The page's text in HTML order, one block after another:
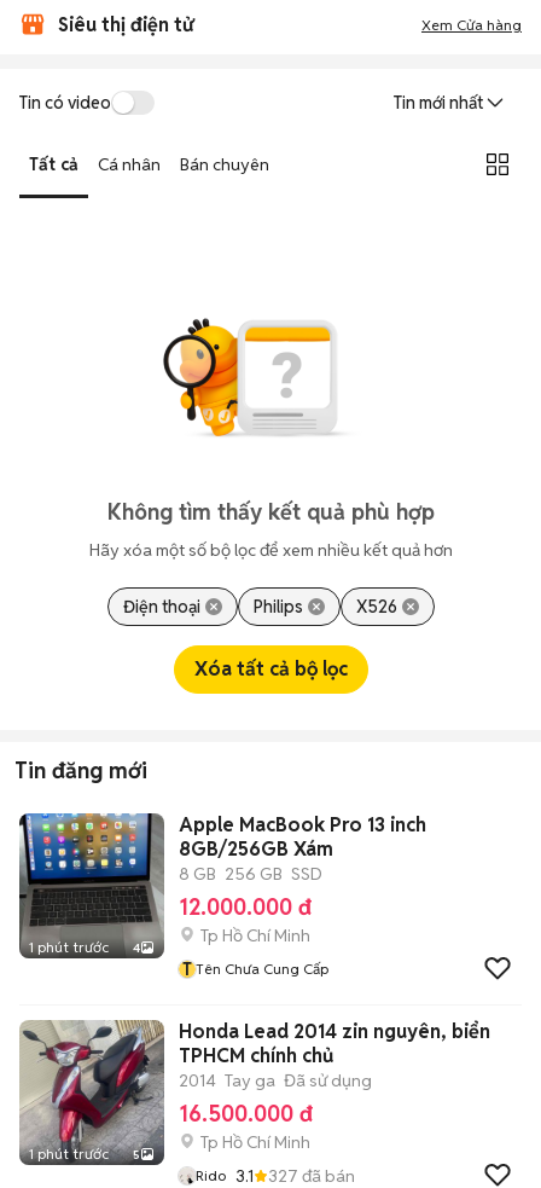
Siêu thị điện tử Xem Cửa hàng
Tin có video Tin mới nhất
Tất cả Cá nhân Bán chuyên
Không tìm thấy kết quả phù hợp
Hãy xóa một số bộ lọc để xem nhiều kết quả hơn
Điện thoại Philips X526
Xóa tất cả bộ lọc
Tin đăng mới
1 phút trước 4
Apple MacBook Pro 13 inch
8GB/256GB Xám
8 GB 256 GB SSD
12.000.000 đ
Tp Hồ Chí Minh
T Tên Chưa Cung Cấp
1 phút trước 5
Honda Lead 2014 zin nguyên, biển
TPHCM chính chủ
2014 Tay ga Đã sử dụng
16.500.000 đ
Tp Hồ Chí Minh
Rido 3.1 327 đã bán